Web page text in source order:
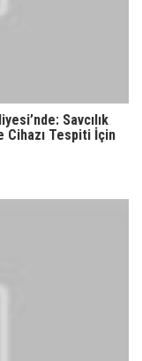
Savcılık
Cihazı Tespiti İçin